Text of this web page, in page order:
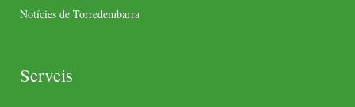
Notícies de Torredembarra
Serveis